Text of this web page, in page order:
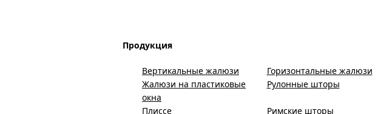
Продукция
Вертикальные жалюзи
Горизонтальные жалюзи
Жалюзи на пластиковые
окна
Рулонные шторы
Плиссе Римские шторы